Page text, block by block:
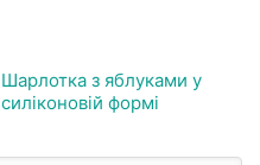
Шарлотка з яблуками у
силіконовій формі